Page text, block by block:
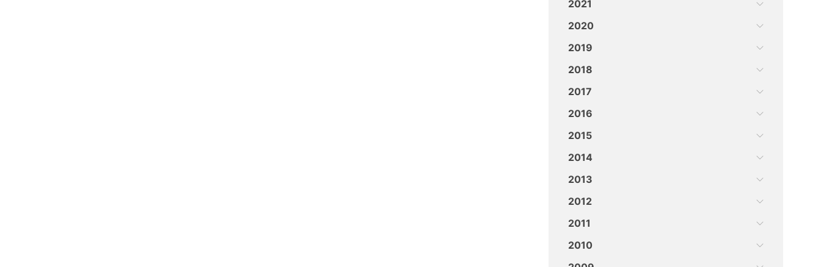
2021
2020
2019
2018
2017
2016
2015
2014
2013
2012
2011
2010